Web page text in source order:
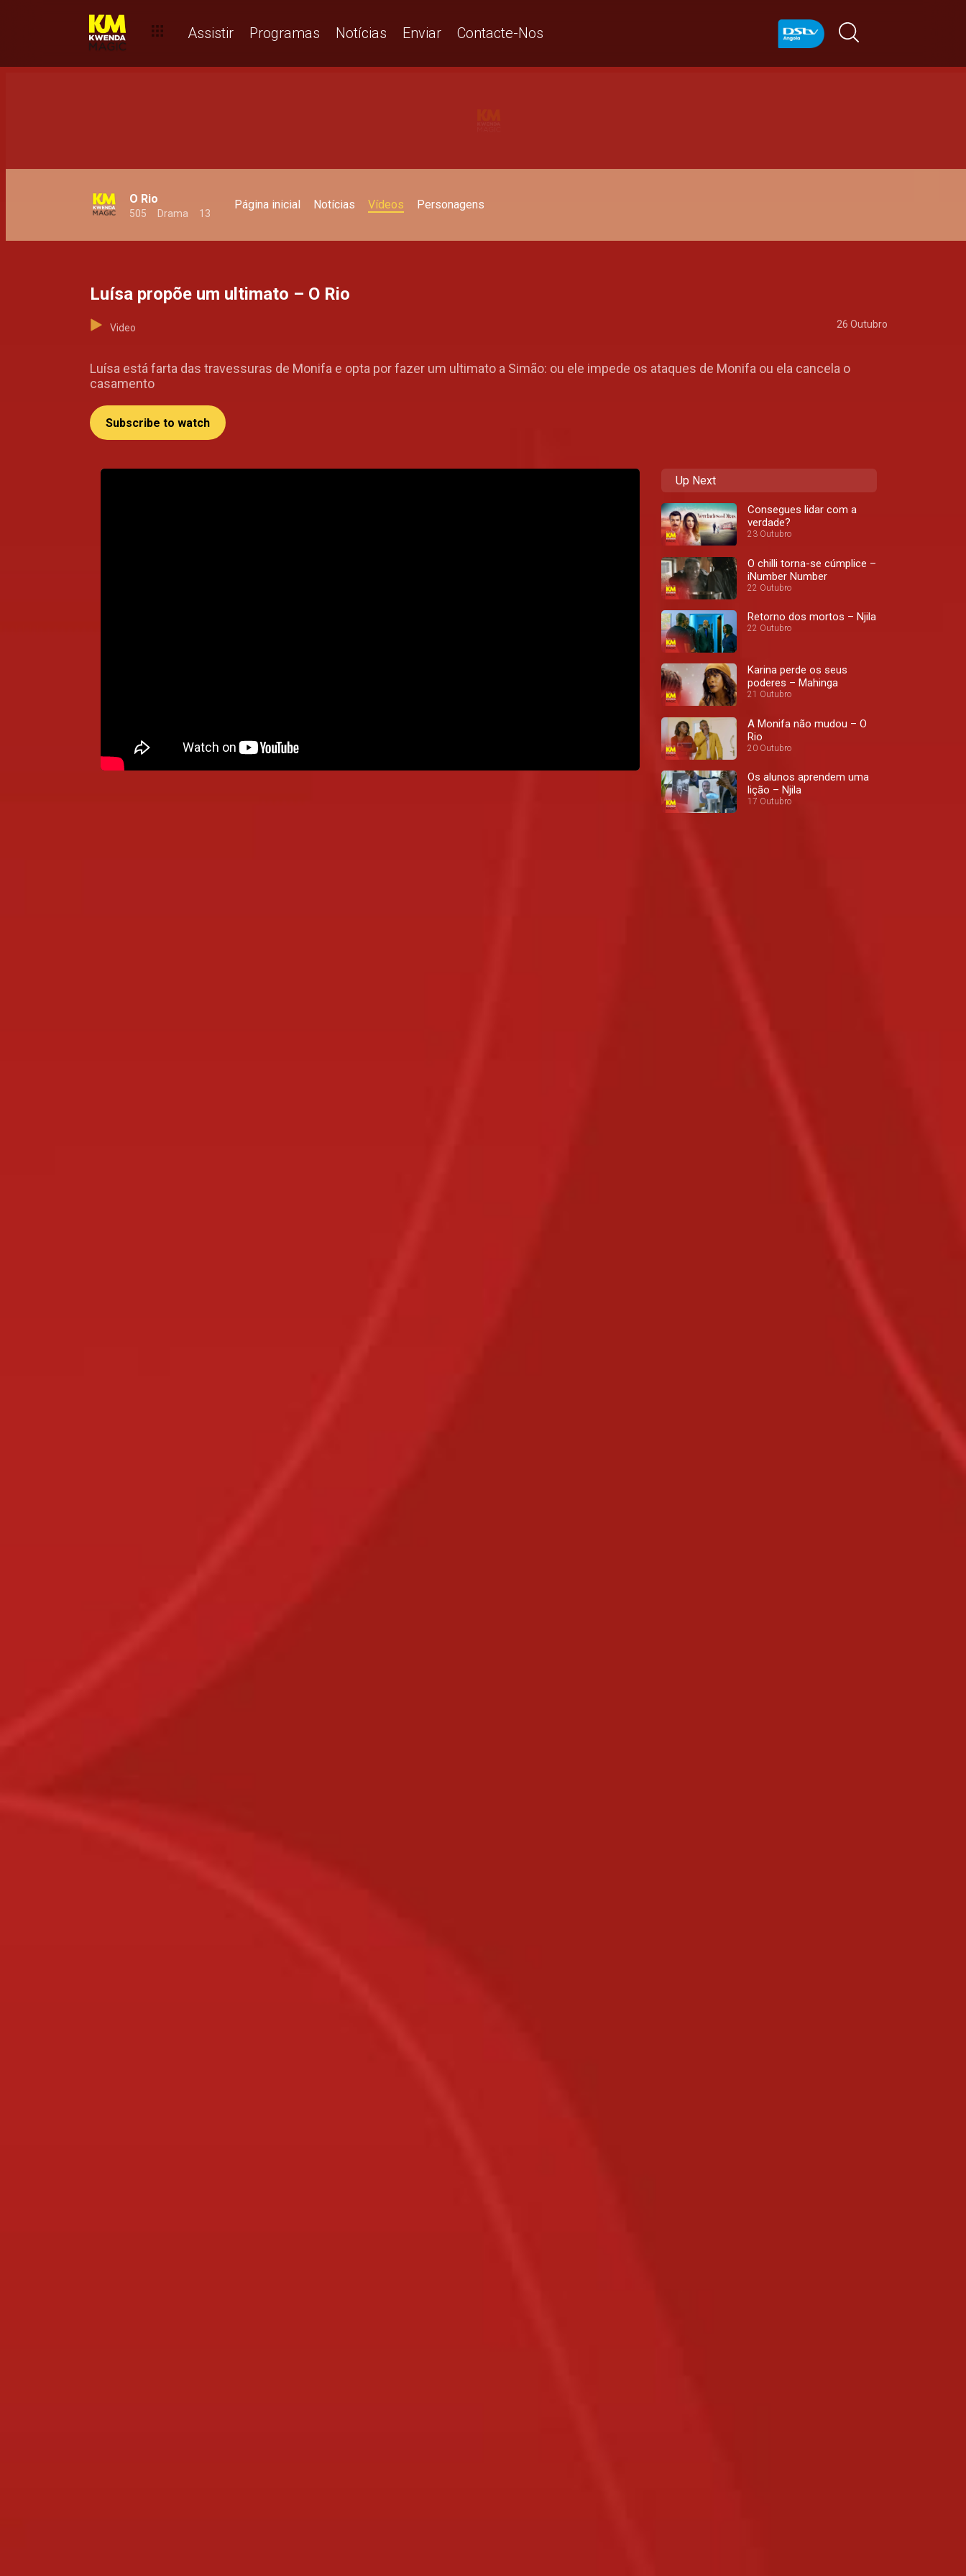
Assistir Programas Notícias Enviar Contacte-Nos
O Rio
505 Drama 13
Página inicial Notícias Vídeos Personagens
Luísa propõe um ultimato – O Rio
Video 26 Outubro
Luísa está farta das travessuras de Monifa e opta por fazer um ultimato a Simão: ou ele impede os ataques de Monifa ou ela cancela o
casamento
Subscribe to watch
Up Next
Consegues lidar com a
verdade?
23 Outubro
O chilli torna-se cúmplice –
iNumber Number
22 Outubro
Retorno dos mortos – Njila
22 Outubro
Karina perde os seus
poderes – Mahinga
21 Outubro
A Monifa não mudou – O
Rio
20 Outubro
Os alunos aprendem uma
lição – Njila
17 Outubro